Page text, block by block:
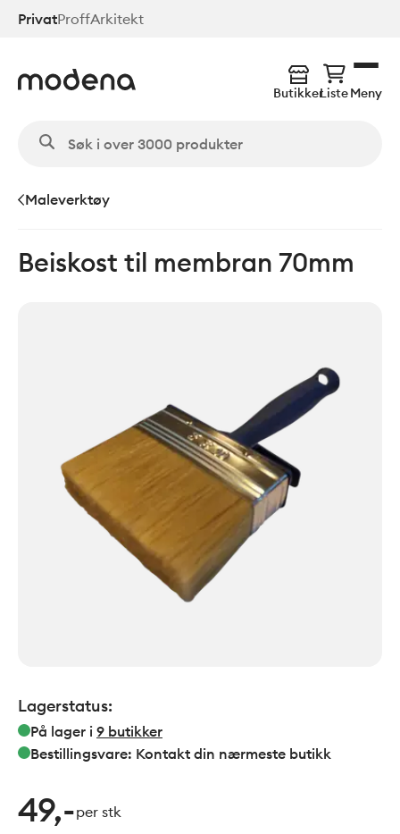
Hopp
PrivatProffArkitekt
ButikkerListeMeny
Maleverktøy
Beiskost til membran 70mm
Lagerstatus:
På lager i 9 butikker
Bestillingsvare: Kontakt din nærmeste butikk
49,-per stk